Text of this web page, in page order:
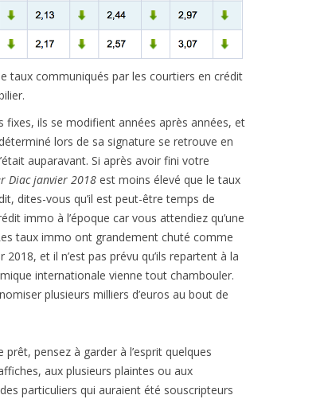
taux communiqués par les courtiers en crédit
fixes, ils se modifient années après années, et
lors de sa signature se retrouve en
auparavant. Si après avoir fini votre
Diac janvier 2018 est moins élevé que le taux
dites-vous qu’il est peut-être temps de
immo à l’époque car vous attendiez qu’une
taux immo ont grandement chuté comme
et il n’est pas prévu qu’ils repartent à la
internationale vienne tout chambouler.
plusieurs milliers d’euros au bout de
pensez à garder à l’esprit quelques
aux plusieurs plaintes ou aux
particuliers qui auraient été souscripteurs